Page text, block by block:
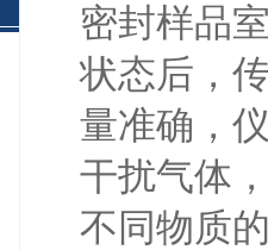
密封样品
状态后，
量准确，
干扰气体
不同物质